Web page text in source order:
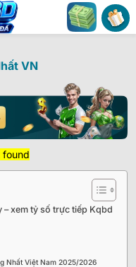
VN
found
– xem tỷ số trực tiếp Kqbd
Nhất Việt Nam 2025/2026